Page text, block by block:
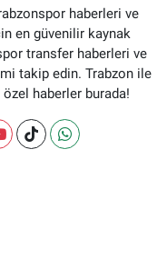
haberleri ve
en güvenilir kaynak
transfer haberleri ve
takip edin. Trabzon ile
haberler burada!